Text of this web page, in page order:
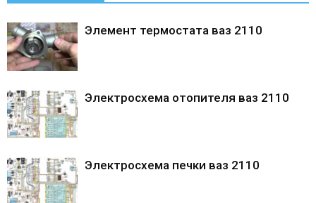
Элемент термостата ваз 2110
Электросхема отопителя ваз 2110
Электросхема печки ваз 2110